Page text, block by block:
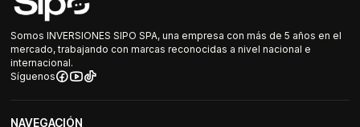
Somos INVERSIONES SIPO SPA, una empresa con más de 5 años en el
mercado, trabajando con marcas reconocidas a nivel nacional e
internacional.
Síguenos
NAVEGACIÓN